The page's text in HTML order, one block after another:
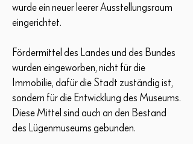
wurde ein neuer leerer Ausstellungsraum
eingerichtet.
Fördermittel des Landes und des Bundes
wurden eingeworben, nicht für die
Immobilie, dafür die Stadt zuständig ist,
sondern für die Entwicklung des Museums.
Diese Mittel sind auch an den Bestand
des Lügenmuseums gebunden.